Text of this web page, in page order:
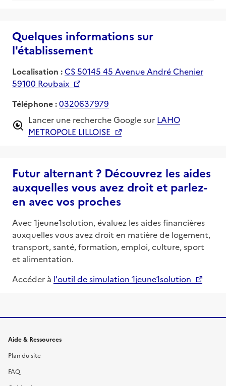
Quelques informations sur
l'établissement
Localisation :CS 50145 45 Avenue André Chenier
59100 Roubaix
Téléphone :0320637979
Lancer une recherche Google sur LAHO
METROPOLE LILLOISE
Futur alternant ? Découvrez les aides
auxquelles vous avez droit et parlez-
en avec vos proches
Avec 1jeune1solution, évaluez les aides financières
auxquelles vous avez droit en matière de logement,
transport, santé, formation, emploi, culture, sport
et alimentation.
Accéder à l'outil de simulation 1jeune1solution
Informations et liens du site
Aide & Ressources
Plan du site
FAQ